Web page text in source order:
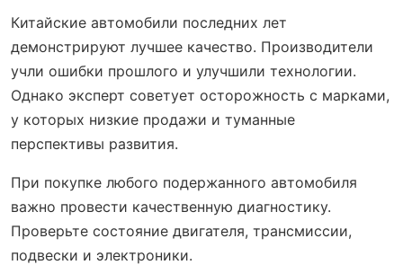
Китайские автомобили последних лет
демонстрируют лучшее качество. Производители
учли ошибки прошлого и улучшили технологии.
Однако эксперт советует осторожность с марками,
у которых низкие продажи и туманные
перспективы развития.
При покупке любого подержанного автомобиля
важно провести качественную диагностику.
Проверьте состояние двигателя, трансмиссии,
подвески и электроники.